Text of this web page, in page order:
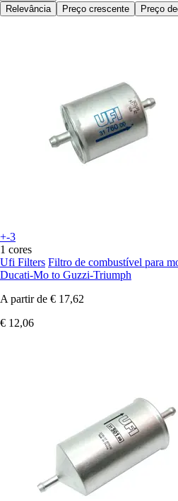
Relevância
Preço crescente Preço
+-3
1 cores
Ufi Filters Filtro de combustível para
Ducati-Mo to Guzzi-Triumph
A partir de € 17,62
€ 12,06